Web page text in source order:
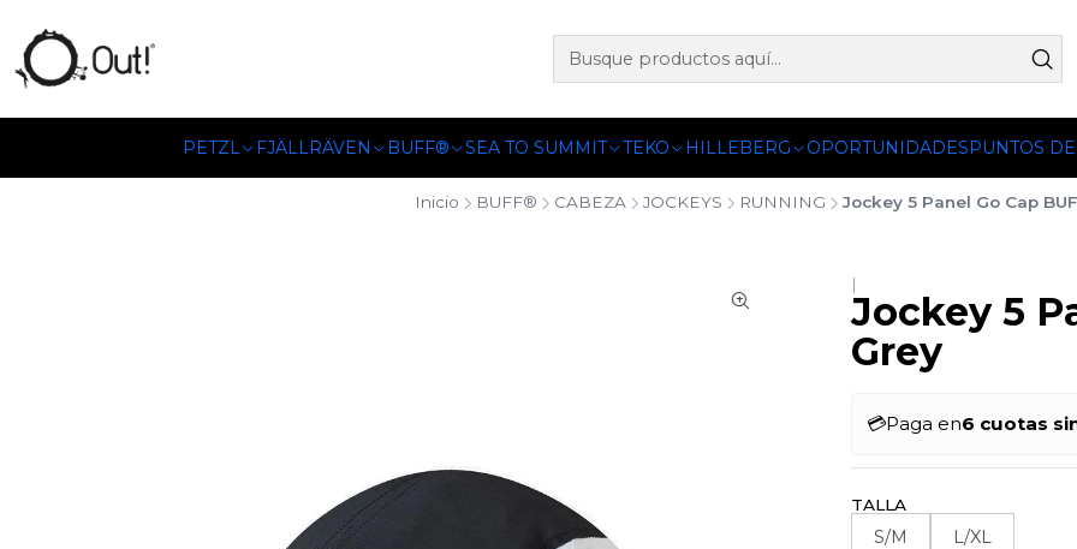
PETZL FJÄLLRÄVEN BUFF® SEA TO SUMMIT TEKO HILLEBERG OPORTUNIDADESPUNTOS
Inicio BUFF® CABEZA JOCKEYS RUNNING Jockey 5 Panel Go Cap
|
Jockey 5
Grey
💳Paga en6 cuotas
TALLA
S/M L/XL